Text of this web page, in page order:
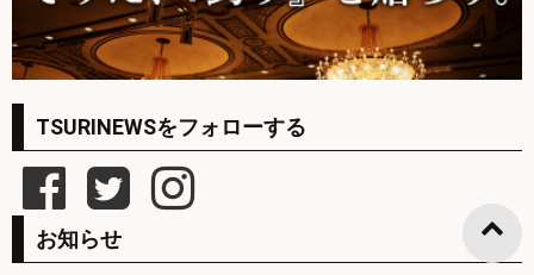
TSURINEWSをフォローする
お知らせ